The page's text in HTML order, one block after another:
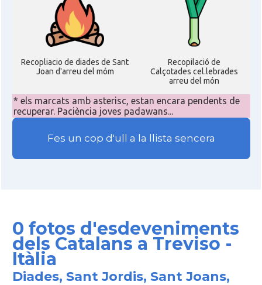
Recopliacio de diades de Sant
Joan d'arreu del móm
Recopilació de
Calçotades cel.lebrades
arreu del món
* els marcats amb asterisc, estan encara pendents de
recuperar. Paciència joves padawans...
Fes un cop d'ull a la llista sencera
0 fotos d'esdeveniments
dels Catalans a Treviso -
Itàlia
Diades, Sant Jordis, Sant Joans,